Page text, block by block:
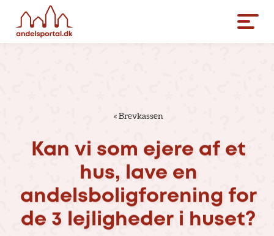
«Brevkassen
Kan vi som ejere af et
hus, lave en
andelsboligforening for
de 3 lejligheder i huset?